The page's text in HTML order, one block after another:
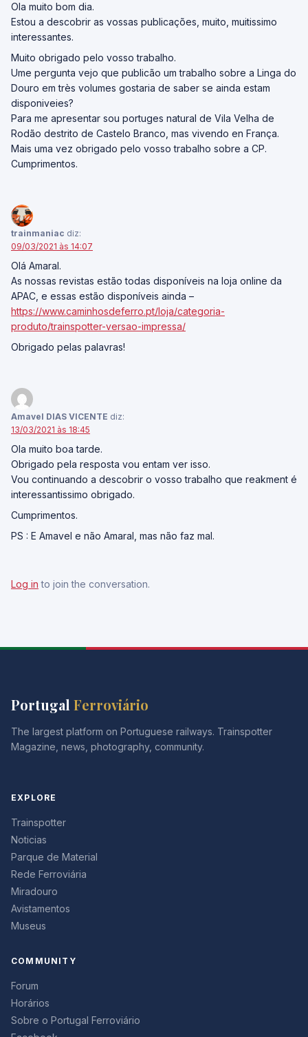
Ola muito bom dia.
Estou a descobrir as vossas publicações, muito, muitissimo
interessantes.
Muito obrigado pelo vosso trabalho.
Ume pergunta vejo que publicão um trabalho sobre a Linga do
Douro em très volumes gostaria de saber se ainda estam
disponiveies?
Para me apresentar sou portuges natural de Vila Velha de
Rodão destrito de Castelo Branco, mas vivendo en França.
Mais uma vez obrigado pelo vosso trabalho sobre a CP.
Cumprimentos.
trainmaniac diz:
09/03/2021 às 14:07
Olá Amaral.
As nossas revistas estão todas disponíveis na loja online da
APAC, e essas estão disponíveis ainda –
https://www.caminhosdeferro.pt/loja/categoria-
produto/trainspotter-versao-impressa/
Obrigado pelas palavras!
Amavel DIAS VICENTE diz:
13/03/2021 às 18:45
Ola muito boa tarde.
Obrigado pela resposta vou entam ver isso.
Vou continuando a descobrir o vosso trabalho que reakment é
interessantissimo obrigado.
Cumprimentos.
PS : E Amavel e não Amaral, mas não faz mal.
Log in to join the conversation.
Portugal Ferroviário
The largest platform on Portuguese railways. Trainspotter
Magazine, news, photography, community.
EXPLORE
Trainspotter
Noticias
Parque de Material
Rede Ferroviária
Miradouro
Avistamentos
Museus
COMMUNITY
Forum
Horários
Sobre o Portugal Ferroviário